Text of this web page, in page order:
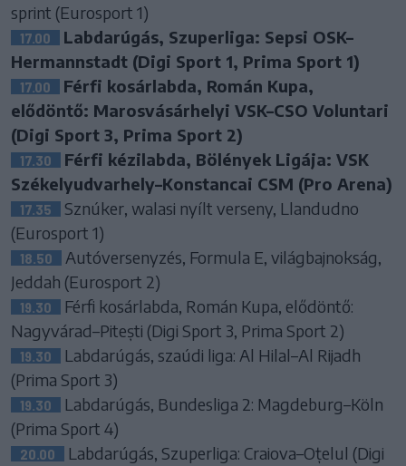
sprint (Eurosport 1)
17.00
Labdarúgás, Szuperliga: Sepsi OSK–
Hermannstadt (Digi Sport 1, Prima Sport 1)
17.00
Férfi kosárlabda, Román Kupa,
elődöntő: Marosvásárhelyi VSK–CSO Voluntari
(Digi Sport 3, Prima Sport 2)
17.30
Férfi kézilabda, Bölények Ligája: VSK
Székelyudvarhely–Konstancai CSM (Pro Arena)
17.35
Sznúker, walasi nyílt verseny, Llandudno
(Eurosport 1)
18.50
Autóversenyzés, Formula E, világbajnokság,
Jeddah (Eurosport 2)
19.30
Férfi kosárlabda, Román Kupa, elődöntő:
Nagyvárad–Pitești (Digi Sport 3, Prima Sport 2)
19.30
Labdarúgás, szaúdi liga: Al Hilal–Al Rijadh
(Prima Sport 3)
19.30
Labdarúgás, Bundesliga 2: Magdeburg–Köln
(Prima Sport 4)
20.00
Labdarúgás, Szuperliga: Craiova–Oțelul (Digi